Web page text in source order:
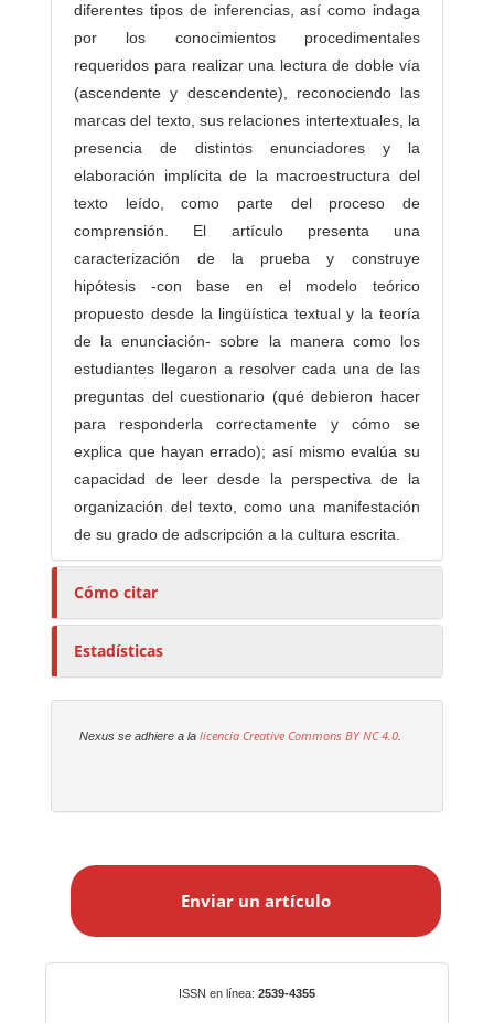
diferentes tipos de inferencias, así como indaga
por los conocimientos procedimentales
requeridos para realizar una lectura de doble vía
(ascendente y descendente), reconociendo las
marcas del texto, sus relaciones intertextuales, la
presencia de distintos enunciadores y la
elaboración implícita de la macroestructura del
texto leído, como parte del proceso de
comprensión. El artículo presenta una
caracterización de la prueba y construye
hipótesis -con base en el modelo teórico
propuesto desde la lingüística textual y la teoría
de la enunciación- sobre la manera como los
estudiantes llegaron a resolver cada una de las
preguntas del cuestionario (qué debieron hacer
para responderla correctamente y cómo se
explica que hayan errado); así mismo evalúa su
capacidad de leer desde la perspectiva de la
organización del texto, como una manifestación
de su grado de adscripción a la cultura escrita.
Cómo citar
Estadísticas
Nexus se adhiere a lalicencia Creative CommonsBY NC 4.0
a
Enviar un artículo
ISSN en línea: 2539-4355